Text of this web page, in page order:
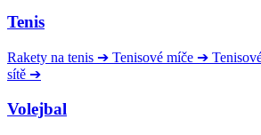
Tenis
Rakety na tenis ➔ Tenisové míče ➔
sítě ➔
Volejbal